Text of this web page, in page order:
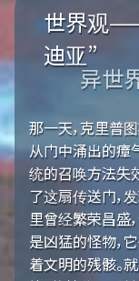
世界观
迪亚”
异世
那一天，克里普
从门中涌出的瘴
统的召唤方法失
了这扇传送门，
里曾经繁荣昌盛
是凶猛的怪物，
着文明的残骸。